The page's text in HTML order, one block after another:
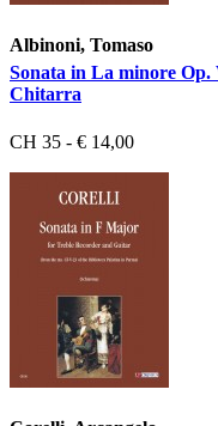
Albinoni, Tomaso
Sonata in La minore
Chitarra
CH 35 - € 14,00